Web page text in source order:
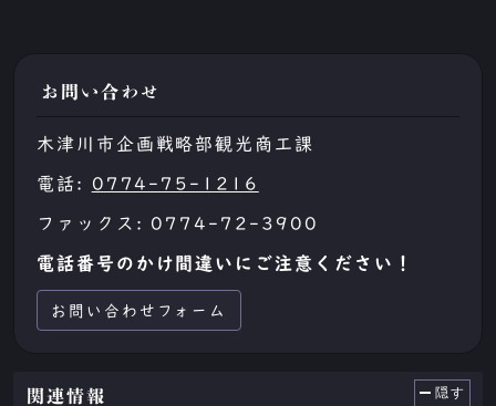
お問い合わせ
木津川市企画戦略部観光商工課
電話: 0774-75-1216
ファックス: 0774-72-3900
電話番号のかけ間違いにご注意ください！
お問い合わせフォーム
関連情報 隠す